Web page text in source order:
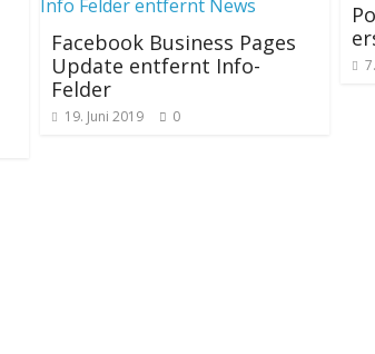
Facebook Business Pages
Update entfernt Info-
Felder
19. Juni 2019 0